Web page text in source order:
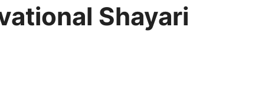
Shayari